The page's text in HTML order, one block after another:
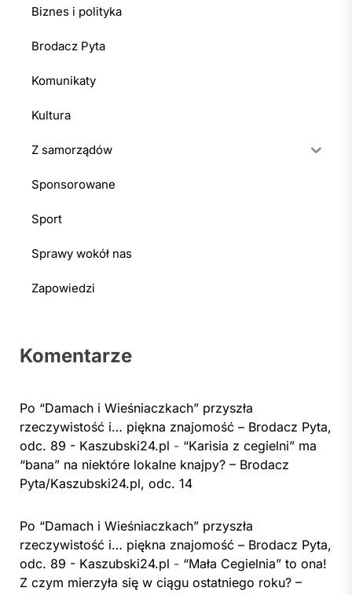
Biznes i polityka
Brodacz Pyta
Komunikaty
Kultura
Z samorządów
Sponsorowane
Sport
Sprawy wokół nas
Zapowiedzi
Komentarze
Po “Damach i Wieśniaczkach” przyszła
rzeczywistość i… piękna znajomość – Brodacz Pyta,
odc. 89 - Kaszubski24.pl - “Karisia z cegielni” ma
“bana” na niektóre lokalne knajpy? – Brodacz
Pyta/Kaszubski24.pl, odc. 14
Po “Damach i Wieśniaczkach” przyszła
rzeczywistość i… piękna znajomość – Brodacz Pyta,
odc. 89 - Kaszubski24.pl - “Mała Cegielnia” to ona!
Z czym mierzyła się w ciągu ostatniego roku? –